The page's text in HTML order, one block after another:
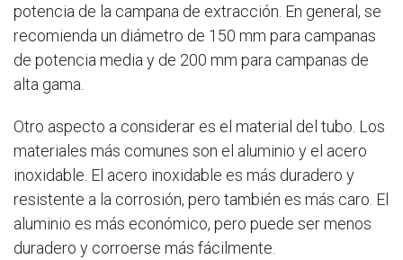
potencia de la campana de extracción. En general, se
recomienda un diámetro de 150 mm para campanas
de potencia media y de 200 mm para campanas de
alta gama.
Otro aspecto a considerar es el material del tubo. Los
materiales más comunes son el aluminio y el acero
inoxidable. El acero inoxidable es más duradero y
resistente a la corrosión, pero también es más caro. El
aluminio es más económico, pero puede ser menos
duradero y corroerse más fácilmente.